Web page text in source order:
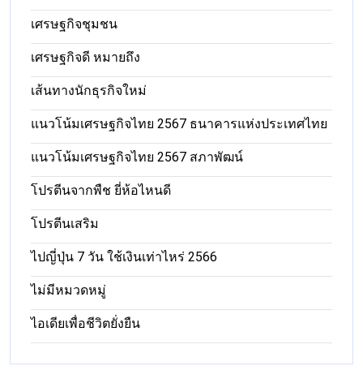
เศรษฐกิจชุมชน
เศรษฐกิจดี หมายถึง
เส้นทางนักธุรกิจใหม่
แนวโน้มเศรษฐกิจไทย 2567 ธนาคารแห่งประเทศไทย
แนวโน้มเศรษฐกิจไทย 2567 สภาพัฒน์
โปรตีนจากพืช ยี่ห้อไหนดี
โปรตีนเสริม
ไปญี่ปุ่น 7 วัน ใช้เงินเท่าไหร่ 2566
ไม่มีหมวดหมู่
ไอเดียเพื่อชีวิตยั่งยืน